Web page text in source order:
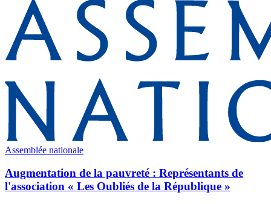
Assemblée nationale
Augmentation de la pauvreté : Représentants de
l'association « Les Oubliés de la République »